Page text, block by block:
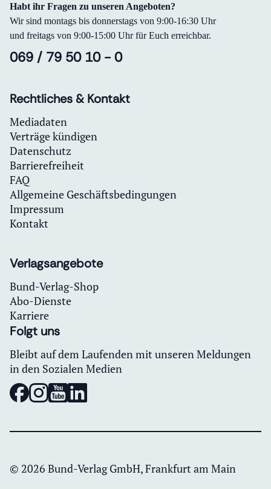
Habt ihr Fragen zu unseren Angeboten?
Wir sind montags bis donnerstags von 9:00-16:30 Uhr
und freitags von 9:00-15:00 Uhr für Euch erreichbar.
069 / 79 50 10 - 0
Rechtliches & Kontakt
Mediadaten
Verträge kündigen
Datenschutz
Barrierefreiheit
FAQ
Allgemeine Geschäftsbedingungen
Impressum
Kontakt
Verlagsangebote
Bund-Verlag-Shop
Abo-Dienste
Karriere
Folgt uns
Bleibt auf dem Laufenden mit unseren Meldungen
in den Sozialen Medien
© 2026 Bund-Verlag GmbH, Frankfurt am Main